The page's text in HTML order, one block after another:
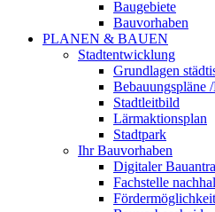
Baugebiete
Bauvorhaben
PLANEN & BAUEN
Stadtentwicklung
Grundlagen
Bebauungspläne
Stadtleitbild
Lärmaktionsplan
Stadtpark
Ihr Bauvorhaben
Digitaler
Fachstelle